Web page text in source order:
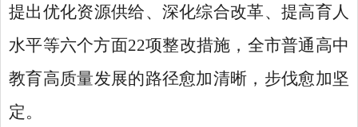
提出优化资源供给、深化综合改革、提高育人
水平等六个方面22项整改措施，全市普通高中
教育高质量发展的路径愈加清晰，步伐愈加坚
定。